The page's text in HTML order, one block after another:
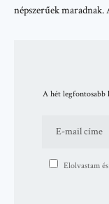
népszerűek
A hét legfontosabb
Elolvastam